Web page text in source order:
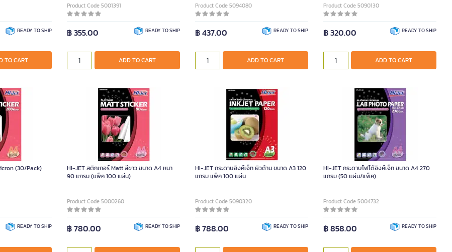
READY TO SHIP
TO CART
Product Code 5001391
฿ 355.00 READY TO SHIP
ADD TO CART
Product Code 5094080
฿ 437.00 READY TO SHIP
ADD TO CART
Product Code 5090130
฿ 320.00 READY TO SHIP
ADD TO CART
(30/Pack)
READY TO SHIP
HI-JET สติกเกอร์ Matt สีขาว ขนาด A4 หนา
90 แกรม (แพ็ค 100 แผ่น)
Product Code 5000260
฿ 780.00 READY TO SHIP
HI-JET กระดาษอิงค์เจ็ท ผิวด้าน ขนาด A3 120
แกรม แพ็ค 100 แผ่น
Product Code 5090320
฿ 788.00 READY TO SHIP
HI-JET กระดาษโฟโต้อิงค์เจ็ท ขนาด A4 270
แกรม (50 แผ่น/แพ็ค)
Product Code 5004732
฿ 858.00 READY TO SHIP